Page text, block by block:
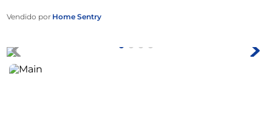
Vendido por Home Sentry